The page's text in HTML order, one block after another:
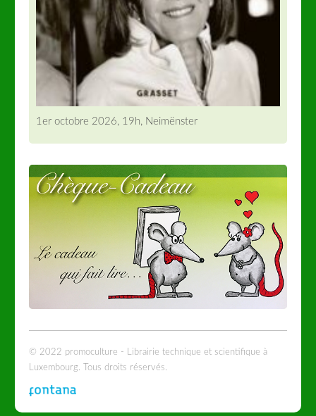
1er octobre 2026, 19h, Neimënster
© 2022 promoculture - Librairie technique et scientifique à
Luxembourg. Tous droits réservés.